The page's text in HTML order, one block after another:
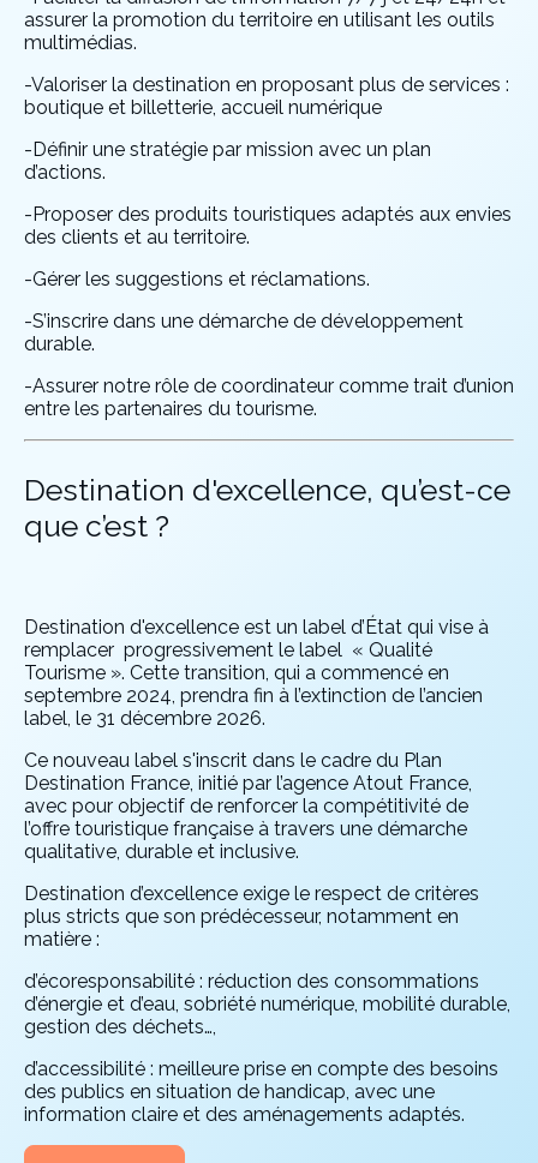
assurer la promotion du territoire en utilisant les outils
multimédias.
-Valoriser la destination en proposant plus de services :
boutique et billetterie, accueil numérique
-Définir une stratégie par mission avec un plan
d’actions.
-Proposer des produits touristiques adaptés aux envies
des clients et au territoire.
-Gérer les suggestions et réclamations.
-S’inscrire dans une démarche de développement
durable.
-Assurer notre rôle de coordinateur comme trait d’union
entre les partenaires du tourisme.
Destination d'excellence, qu’est-ce
que c’est ?
Destination d'excellence est un label d’État qui vise à
remplacer progressivement le label « Qualité
Tourisme ». Cette transition, qui a commencé en
septembre 2024, prendra fin à l’extinction de l’ancien
label, le 31 décembre 2026.
Ce nouveau label s'inscrit dans le cadre du Plan
Destination France, initié par l’agence Atout France,
avec pour objectif de renforcer la compétitivité de
l’offre touristique française à travers une démarche
qualitative, durable et inclusive.
Destination d’excellence exige le respect de critères
plus stricts que son prédécesseur, notamment en
matière :
d’écoresponsabilité : réduction des consommations
d’énergie et d’eau, sobriété numérique, mobilité durable,
gestion des déchets…,
d’accessibilité : meilleure prise en compte des besoins
des publics en situation de handicap, avec une
information claire et des aménagements adaptés.